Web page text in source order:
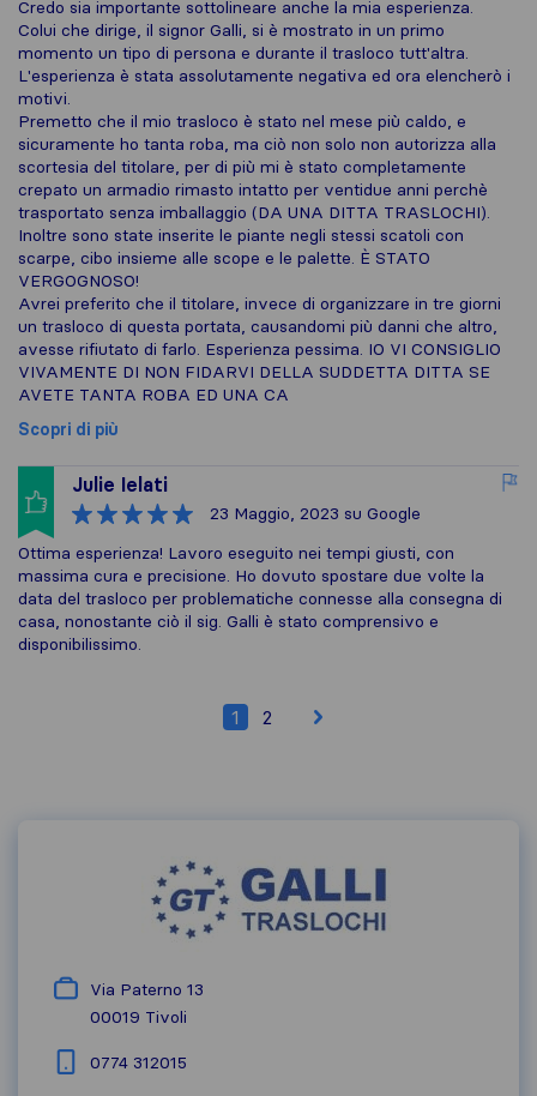
Credo sia importante sottolineare anche la mia esperienza.
Colui che dirige, il signor Galli, si è mostrato in un primo
momento un tipo di persona e durante il trasloco tutt'altra.
L'esperienza è stata assolutamente negativa ed ora elencherò i
motivi.
Premetto che il mio trasloco è stato nel mese più caldo, e
sicuramente ho tanta roba, ma ciò non solo non autorizza alla
scortesia del titolare, per di più mi è stato completamente
crepato un armadio rimasto intatto per ventidue anni perchè
trasportato senza imballaggio (DA UNA DITTA TRASLOCHI).
Inoltre sono state inserite le piante negli stessi scatoli con
scarpe, cibo insieme alle scope e le palette. È STATO
VERGOGNOSO!
Avrei preferito che il titolare, invece di organizzare in tre giorni
un trasloco di questa portata, causandomi più danni che altro,
avesse rifiutato di farlo. Esperienza pessima. IO VI CONSIGLIO
VIVAMENTE DI NON FIDARVI DELLA SUDDETTA DITTA SE
AVETE TANTA ROBA ED UNA CA
Scopri di più
Julie Ielati
23 Maggio, 2023 su Google
Ottima esperienza! Lavoro eseguito nei tempi giusti, con
massima cura e precisione. Ho dovuto spostare due volte la
data del trasloco per problematiche connesse alla consegna di
casa, nonostante ciò il sig. Galli è stato comprensivo e
disponibilissimo.
1 2
Via Paterno 13
00019 Tivoli
0774 312015